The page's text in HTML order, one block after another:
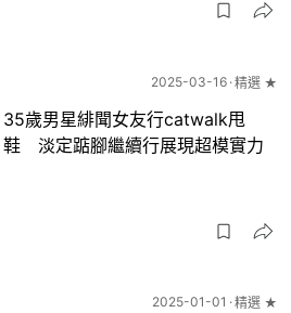
2025-03-16 精選 ★
35歲男星緋聞女友行catwalk甩
鞋 淡定踮腳繼續行展現超模實力
2025-01-01 精選 ★